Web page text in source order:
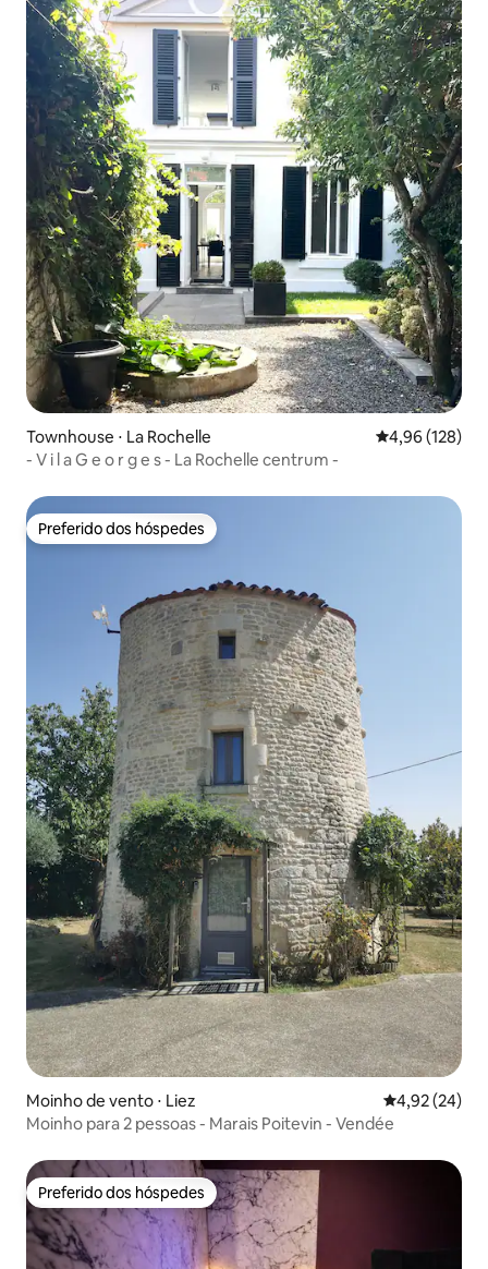
Townhouse ⋅ La Rochelle 4,96 de uma
4,96 (128)
- V i l a G e o r g e s - La Rochelle centrum -
Preferido dos hóspedes
Preferido dos hóspedes
Moinho de vento ⋅ Liez 4,92 de uma
4,92 (24)
Moinho para 2 pessoas - Marais Poitevin - Vendée
Preferido dos hóspedes
Preferido dos hóspedes